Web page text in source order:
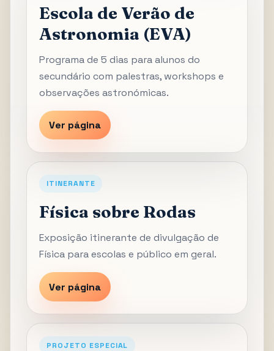
Escola de Verão de
Astronomia (EVA)
Programa de 5 dias para alunos do
secundário com palestras, workshops e
observações astronómicas.
Ver página
ITINERANTE
Física sobre Rodas
Exposição itinerante de divulgação de
Física para escolas e público em geral.
Ver página
PROJETO ESPECIAL